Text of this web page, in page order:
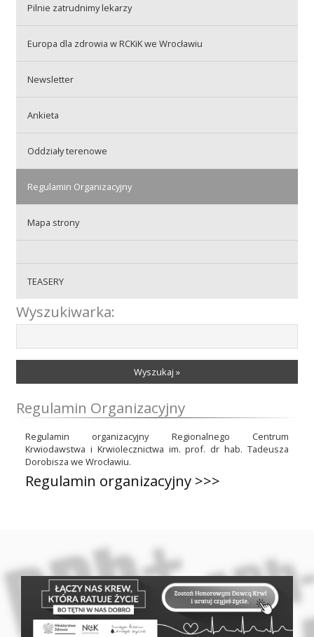
Praca
BIP
Pilnie zatrudnimy lekarzy
Europa dla zdrowia w RCKiK we Wrocławiu
Newsletter
Ankieta
Oddziały terenowe
Regulamin Organizacyjny
Mapa strony
TEASERY
Wyszukiwarka:
Wyszukaj »
Regulamin Organizacyjny
Regulamin organizacyjny Regionalnego Centrum
Krwiodawstwa i Krwiolecznictwa im. prof. dr hab. Tadeusza
Dorobisza we Wrocławiu.
Regulamin organizacyjny >>>